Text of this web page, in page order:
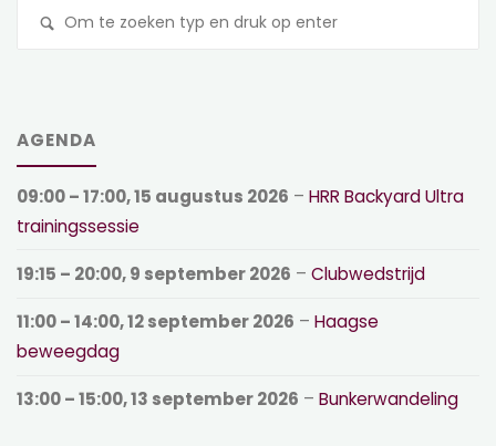
AGENDA
09:00– 17:00,15 augustus 2026 –HRR Backyard Ultra
trainingssessie
19:15 – 20:00,9 september 2026 –Clubwedstrijd
11:00– 14:00,12 september 2026 –Haagse
beweegdag
13:00– 15:00,13 september 2026 –Bunkerwandeling